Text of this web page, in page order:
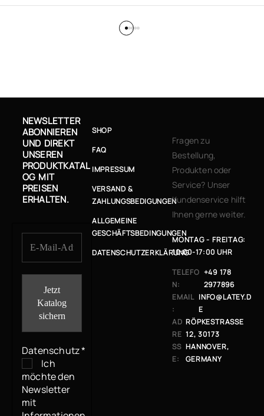
NEWSLETTER
ABONNIEREN
UND DIREKT
UNSEREN
PRODUKTKATAL
OG MIT
PREISEN
ERHALTEN.
Datenschutz*
Ich
möchte den
Newsletter
mit
SHOP
FAQ
IMPRESSUM
VERSAND &
ZAHLUNGSBEDIGUNGEN
ALLGEMEINE
GESCHÄFTSBEDINGUNGEN
DATENSCHUTZERKLÄRUNG
Fragen zu
Bestellung,
Produkten oder
Service? Unser
Kundenservice hilft
Ihnen gerne weiter.
MONTAG - FREITAG:
10:00-17:00 UHR
TELEFO
N:
+49 178
2977896
EMAIL
:
INFO@LATEY.D
E
AD
RE
SS
E:
RÖPKESTRASSE 1
2, 30173 H
ANNOVER, G
ERMANY